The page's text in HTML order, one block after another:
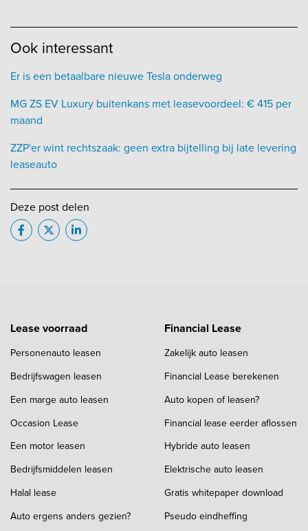
Ook interessant
Er is een betaalbare nieuwe Tesla onderweg
MG ZS EV Luxury buitenkans met leasevoordeel: € 415 per
maand
ZZP'er wint rechtszaak: geen extra bijtelling bij late levering
leaseauto
Deze post delen
Lease voorraad
Personenauto leasen
Bedrijfswagen leasen
Een marge auto leasen
Occasion Lease
Een motor leasen
Bedrijfsmiddelen leasen
Halal lease
Auto ergens anders gezien?
Financial Lease
Zakelijk auto leasen
Financial Lease berekenen
Auto kopen of leasen?
Financial lease eerder aflossen
Hybride auto leasen
Elektrische auto leasen
Gratis whitepaper download
Pseudo eindheffing